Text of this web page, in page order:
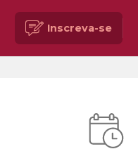
Inscreva-se